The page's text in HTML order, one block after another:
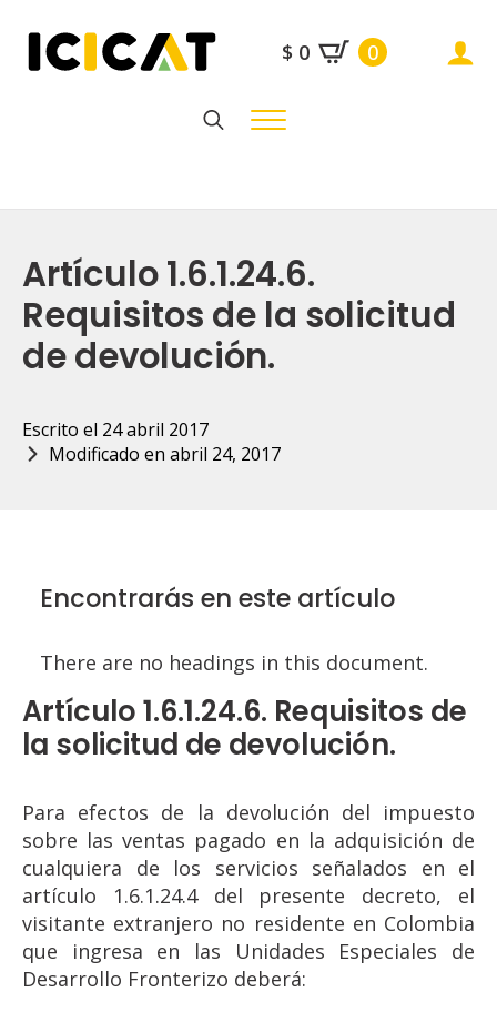
$ 0 0
Artículo 1.6.1.24.6.
Requisitos de la solicitud
de devolución.
Escrito el 24 abril 2017
Modificado en abril 24, 2017
Encontrarás en este artículo
There are no headings in this document.
Artículo 1.6.1.24.6. Requisitos de
la solicitud de devolución.
Para efectos de la devolución del impuesto
sobre las ventas pagado en la adquisición de
cualquiera de los servicios señalados en el
artículo 1.6.1.24.4 del presente decreto, el
visitante extranjero no residente en Colombia
que ingresa en las Unidades Especiales de
Desarrollo Fronterizo deberá: